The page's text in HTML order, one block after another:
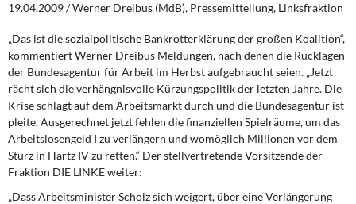
Themen
Leitlinien linker Wirtschafts- und Finanzpolitik
Wirtschaftspolitik
Steuer- und Finanzpolitik
Öffentliche Infrastruktur und Daseinsvorsorge
Eurokrise und Griechenland
19.04.2009 / Werner Dreibus (MdB), Pressemitteilung, Linksfraktion
„Das ist die sozialpolitische Bankrotterklärung der großen Koalition“,
kommentiert Werner Dreibus Meldungen, nach denen die Rücklagen
der Bundesagentur für Arbeit im Herbst aufgebraucht seien. „Jetzt
rächt sich die verhängnisvolle Kürzungspolitik der letzten Jahre. Die
Krise schlägt auf dem Arbeitsmarkt durch und die Bundesagentur ist
pleite. Ausgerechnet jetzt fehlen die finanziellen Spielräume, um das
Arbeitslosengeld I zu verlängern und womöglich Millionen vor dem
Sturz in Hartz IV zu retten.“ Der stellvertretende Vorsitzende der
Fraktion DIE LINKE weiter:
„Dass Arbeitsminister Scholz sich weigert, über eine Verlängerung